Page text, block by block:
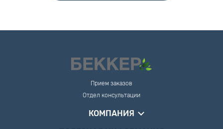
Прием заказов
Отдел консультации
КОМПАНИЯ